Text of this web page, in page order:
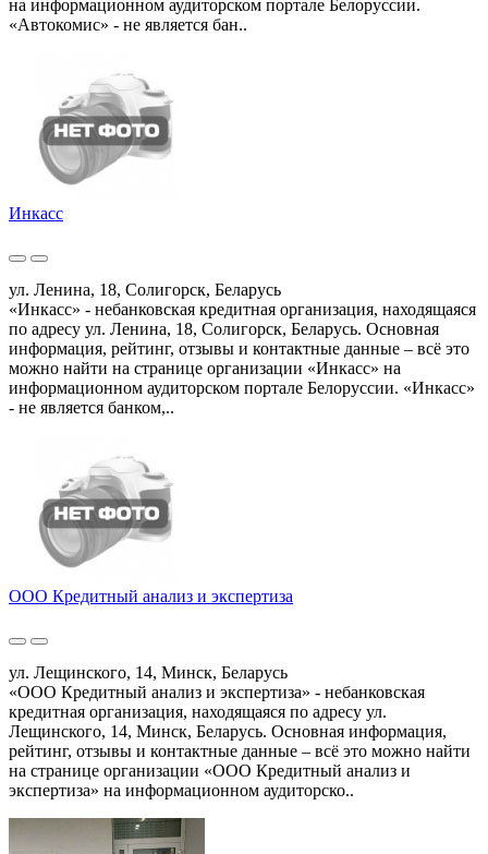
на информационном аудиторском портале Белоруссии.
«Автокомис» - не является бан..
Инкасс
ул. Ленина, 18, Солигорск, Беларусь
«Инкасс» - небанковская кредитная организация, находящаяся
по адресу ул. Ленина, 18, Солигорск, Беларусь. Основная
информация, рейтинг, отзывы и контактные данные – всё это
можно найти на странице организации «Инкасс» на
информационном аудиторском портале Белоруссии. «Инкасс»
- не является банком,..
ООО Кредитный анализ и экспертиза
ул. Лещинского, 14, Минск, Беларусь
«ООО Кредитный анализ и экспертиза» - небанковская
кредитная организация, находящаяся по адресу ул.
Лещинского, 14, Минск, Беларусь. Основная информация,
рейтинг, отзывы и контактные данные – всё это можно найти
на странице организации «ООО Кредитный анализ и
экспертиза» на информационном аудиторско..